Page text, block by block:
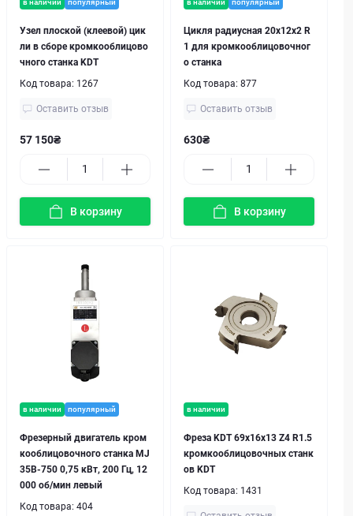
в наличии популярный
Узел плоской (клеевой) цик
ли в сборе кромкооблицово
чного станка KDT
Код товара: 1267
Оставить отзыв
57 150₴
В корзину
в наличии популярный
Цикля радиусная 20х12x2 R
1 для кромкооблицовочног
о станка
Код товара: 877
Оставить отзыв
630₴
В корзину
в наличии популярный
Фрезерный двигатель кром
кооблицовочного станка MJ
35B-750 0,75 кВт, 200 Гц, 12
000 об/мин левый
Код товара: 404
в наличии
Фреза KDT 69х16x13 Z4 R1.5
кромкооблицовочных станк
ов KDT
Код товара: 1431